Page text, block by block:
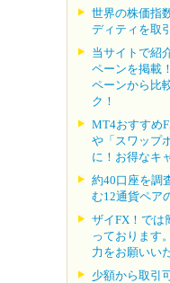
世界の株価指
ディティを取
当サイトで紹
ペーンを掲載
ペーンから比
ク！
MT4おすすめ
や「スワップ
に！お得なキ
約40口座を調
む12通貨ペア
ザイFX！では
っております
力をお願いい
少額から取引